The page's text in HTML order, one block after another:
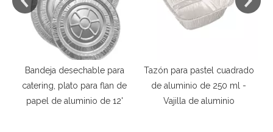
Tazón para pastel cuadrado
de aluminio de 250 ml -
Vajilla de aluminio
Filtros de filtro de placa de
aluminio Aceite de picnic de
campamento al aire libre